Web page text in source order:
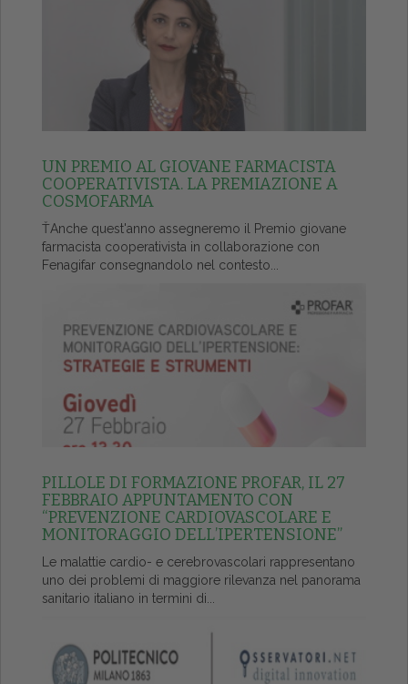
UN PREMIO AL GIOVANE FARMACISTA
COOPERATIVISTA. LA PREMIAZIONE A
COSMOFARMA
ŤAnche quest'anno assegneremo il Premio giovane
farmacista cooperativista in collaborazione con
Fenagifar consegnandolo nel contesto...
PILLOLE DI FORMAZIONE PROFAR, IL 27
FEBBRAIO APPUNTAMENTO CON
“PREVENZIONE CARDIOVASCOLARE E
MONITORAGGIO DELL’IPERTENSIONE”
Le malattie cardio- e cerebrovascolari rappresentano
uno dei problemi di maggiore rilevanza nel panorama
sanitario italiano in termini di...